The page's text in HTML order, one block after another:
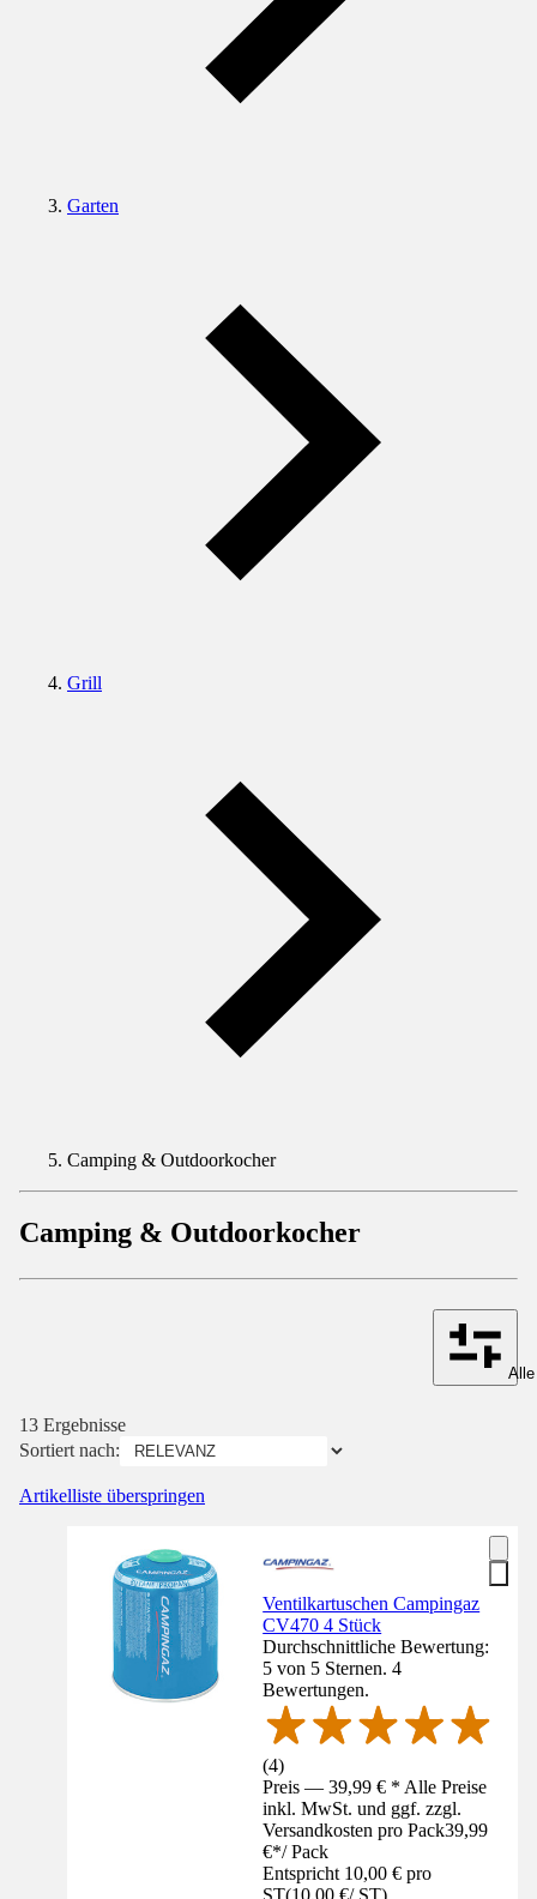
Garten
Grill
Camping & Outdoorkocher
Camping & Outdoorkocher
13 Ergebnisse
Sortiert nach:
Artikelliste überspringen
Ventilkartuschen Campingaz
CV470 4 Stück
Durchschnittliche Bewertung:
5 von 5 Sternen. 4
Bewertungen.
(4)
Preis — 39,99 € * Alle Preise
inkl. MwSt. und ggf. zzgl.
Versandkosten pro Pack39,99
€*/ Pack
Entspricht 10,00 € pro
ST(10,00 €/ ST)